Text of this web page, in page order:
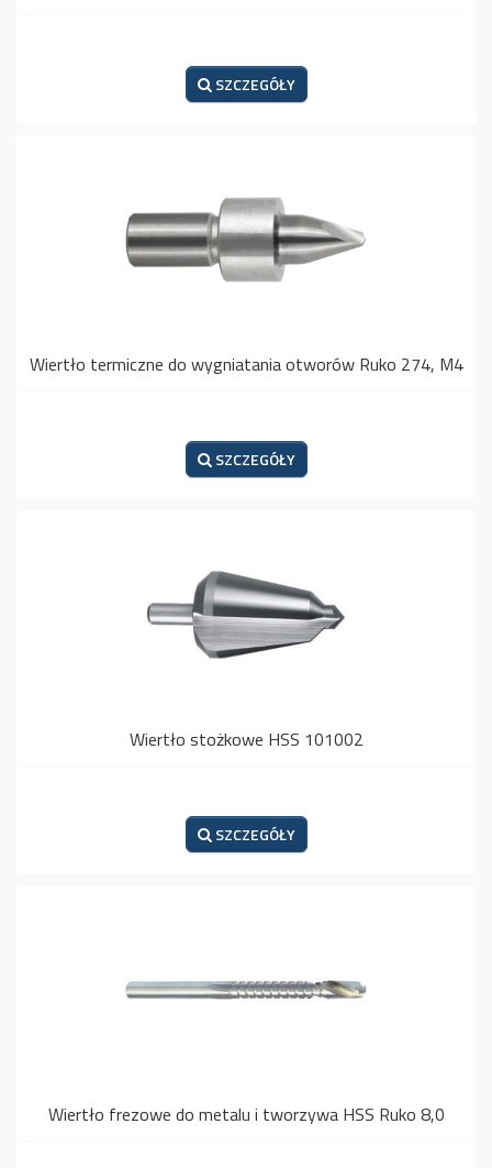
SZCZEGÓŁY
Wiertło termiczne do wygniatania otworów Ruko 274, M4
SZCZEGÓŁY
Wiertło stożkowe HSS 101002
SZCZEGÓŁY
Wiertło frezowe do metalu i tworzywa HSS Ruko 8,0